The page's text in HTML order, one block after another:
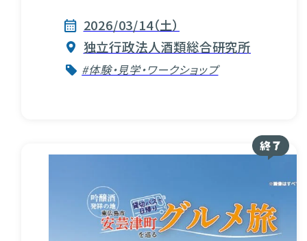
2026/03/14（土）
独立行政法人酒類総合研究所
#体験・見学・ワークショップ